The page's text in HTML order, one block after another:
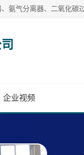
企业视频